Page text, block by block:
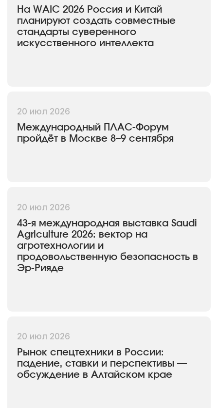
На WAIC 2026 Россия и Китай
планируют создать совместные
стандарты суверенного
искусственного интеллекта
20 июл 2026
Международный ПЛАС-Форум
пройдёт в Москве 8–9 сентября
20 июл 2026
43-я международная выставка Saudi
Agriculture 2026: вектор на
агротехнологии и
продовольственную безопасность в
Эр-Рияде
20 июл 2026
Рынок спецтехники в России:
падение, ставки и перспективы —
обсуждение в Алтайском крае